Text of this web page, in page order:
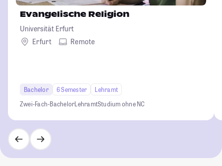
Evangelische Religion
Universität Erfurt
Erfurt
Remote
Bachelor 6 Semester
Lehramt
Zwei-Fach-BachelorLehramtStudium ohne NC